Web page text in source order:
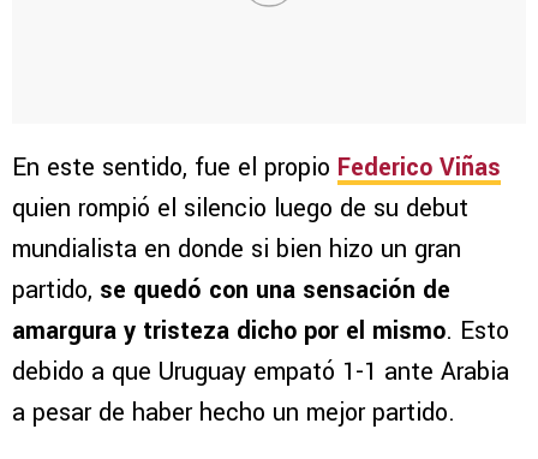
En este sentido, fue el propio Federico Viñas
quien rompió el silencio luego de su debut
mundialista en donde si bien hizo un gran
partido, se quedó con una sensación de
amargura y tristeza dicho por el mismo. Esto
debido a que Uruguay empató 1-1 ante Arabia
a pesar de haber hecho un mejor partido.